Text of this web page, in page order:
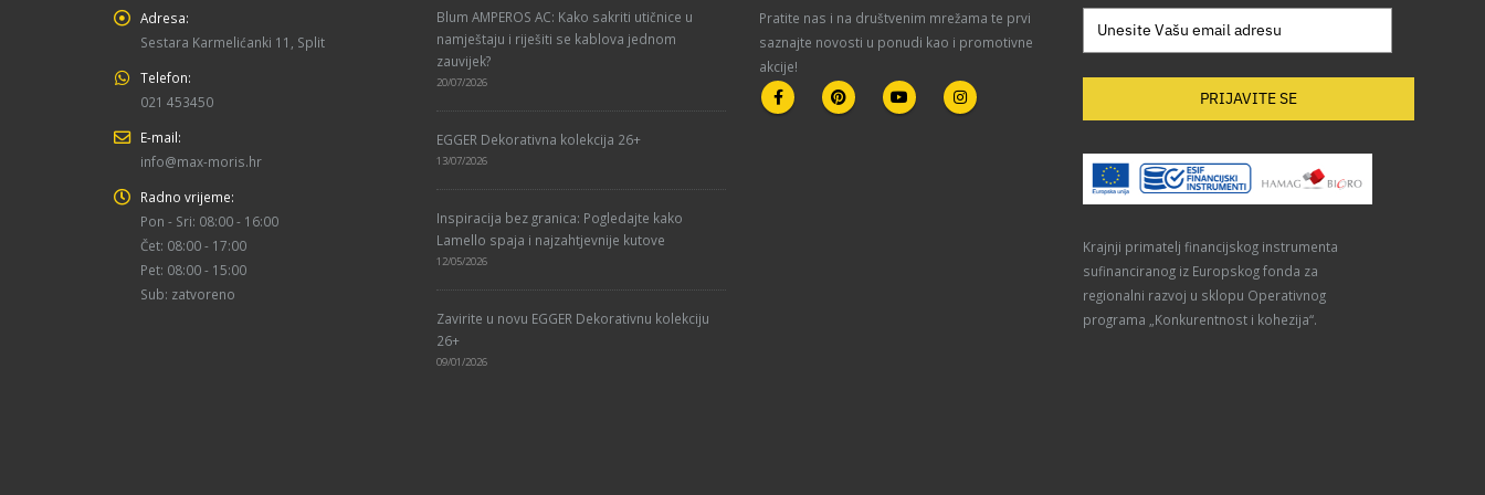
Adresa:
Sestara Karmelićanki 11, Split
Telefon:
021 453450
E-mail:
info@max-moris.hr
Radno vrijeme:
Pon - Sri: 08:00 - 16:00
Čet: 08:00 - 17:00
Pet: 08:00 - 15:00
Sub: zatvoreno
Blum AMPEROS AC: Kako sakriti utičnice u
namještaju i riješiti se kablova jednom
zauvijek?
20/07/2026
EGGER Dekorativna kolekcija 26+
13/07/2026
Inspiracija bez granica: Pogledajte kako
Lamello spaja i najzahtjevnije kutove
12/05/2026
Zavirite u novu EGGER Dekorativnu kolekciju
26+
09/01/2026
Pratite nas i na društvenim mrežama te prvi
saznajte novosti u ponudi kao i promotivne
akcije!
PRIJAVITE SE
Krajnji primatelj financijskog instrumenta
sufinanciranog iz Europskog fonda za
regionalni razvoj u sklopu Operativnog
programa „Konkurentnost i kohezija“.